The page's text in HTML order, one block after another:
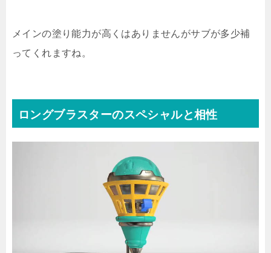
メインの塗り能力が高くはありませんがサブが多少補
ってくれますね。
ロングブラスターのスペシャルと相性